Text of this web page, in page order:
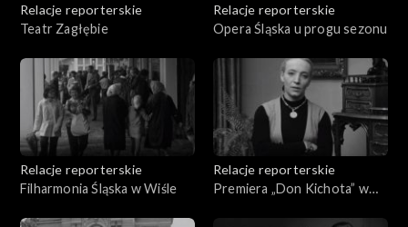
Relacje reporterskie
Teatr Zagłębie
Relacje reporterskie
Opera Śląska u progu sezonu
Relacje reporterskie
Filharmonia Śląska w Wiśle
Relacje reporterskie
Premiera „Don Kichota” w